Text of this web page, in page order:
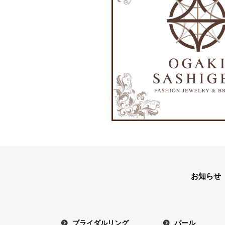
お知らせ
ブライダルリング パール